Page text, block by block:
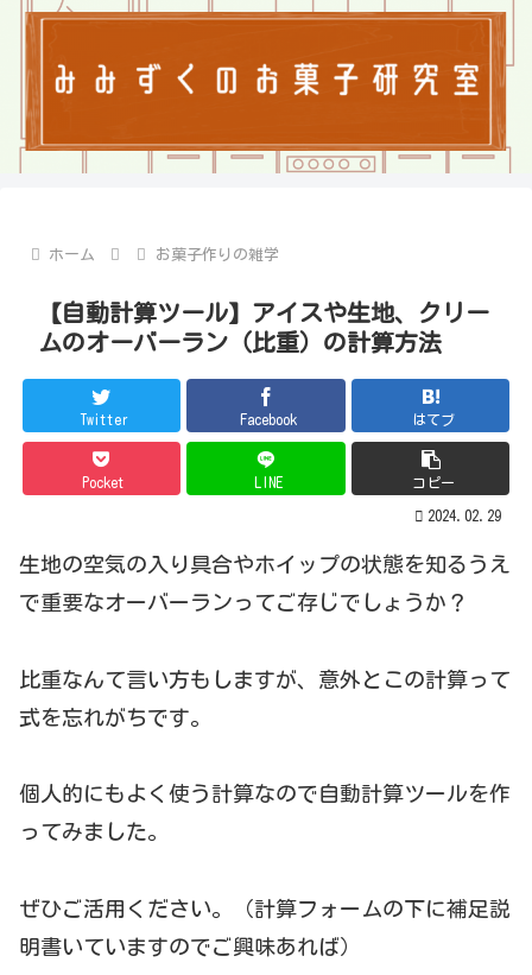
ホーム お菓子作りの雑学
【自動計算ツール】アイスや生地、クリー
ムのオーバーラン（比重）の計算方法
Twitter Facebook はてブ
Pocket LINE コピー
2024.02.29
生地の空気の入り具合やホイップの状態を知るうえ
で重要なオーバーランってご存じでしょうか？
比重なんて言い方もしますが、意外とこの計算って
式を忘れがちです。
個人的にもよく使う計算なので自動計算ツールを作
ってみました。
ぜひご活用ください。（計算フォームの下に補足説
明書いていますのでご興味あれば）